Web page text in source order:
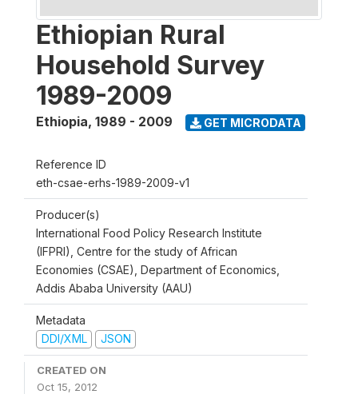
Ethiopian Rural
Household Survey
1989-2009
Ethiopia, 1989 - 2009 GET MICRODATA
Reference ID
eth-csae-erhs-1989-2009-v1
Producer(s)
International Food Policy Research Institute
(IFPRI), Centre for the study of African
Economies (CSAE), Department of Economics,
Addis Ababa University (AAU)
Metadata
DDI/XML
JSON
CREATED ON
Oct 15, 2012